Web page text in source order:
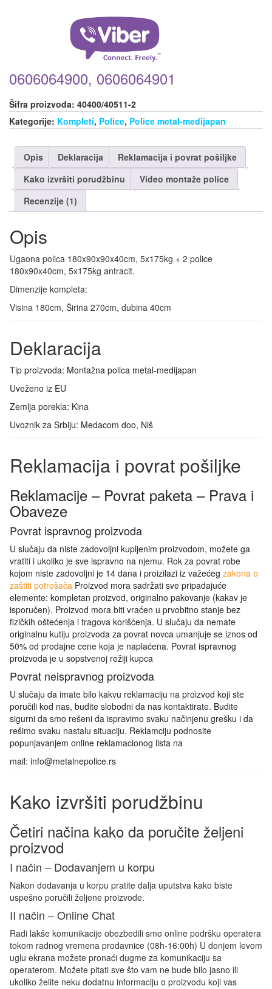
0606064900, 0606064901
Šifra proizvoda: 40400/40511-2
Kategorije: Kompleti, Police, Police metal-medijapan
Opis Deklaracija
Reklamacija i povrat pošiljke
Kako izvršiti porudžbinu
Video montaže police
Recenzije (1)
Opis
Ugaona polica 180x90x90x40cm, 5x175kg + 2 police
180x90x40cm, 5x175kg antracit.
Dimenzije kompleta:
Visina 180cm, Širina 270cm, dubina 40cm
Deklaracija
Tip proizvoda: Montažna polica metal-medijapan
Uveženo iz EU
Zemlja porekla: Kina
Uvoznik za Srbiju: Medacom doo, Niš
Reklamacija i povrat pošiljke
Reklamacije – Povrat paketa – Prava i
Obaveze
Povrat ispravnog proizvoda
U slučaju da niste zadovoljni kupljenim proizvodom, možete ga
vratiti i ukoliko je sve ispravno na njemu. Rok za povrat robe
kojom niste zadovoljni je 14 dana i proizilazi iz važećeg zakona o
zaštiti potrošača Proizvod mora sadržati sve pripadajuće
elemente: kompletan proizvod, originalno pakovanje (kakav je
isporučen). Proizvod mora biti vraćen u prvobitno stanje bez
fizičkih oštećenja i tragova korišćenja. U slučaju da nemate
originalnu kutiju proizvoda za povrat novca umanjuje se iznos od
50% od prodajne cene koja je naplaćena. Povrat ispravnog
proizvoda je u sopstvenoj režiji kupca
Povrat neispravnog proizvoda
U slučaju da imate bilo kakvu reklamaciju na proizvod koji ste
poručili kod nas, budite slobodni da nas kontaktirate. Budite
sigurni da smo rešeni da ispravimo svaku načinjenu grešku i da
rešimo svaku nastalu situaciju. Reklamciju podnosite
popunjavanjem online reklamacionog lista na
mail: info@metalnepolice.rs
Kako izvršiti porudžbinu
Četiri načina kako da poručite željeni
proizvod
I način – Dodavanjem u korpu
Nakon dodavanja u korpu pratite dalja uputstva kako biste
uspešno poručili željene proizvode.
II način – Online Chat
Radi lakše komunikacije obezbedili smo online podršku operatera
tokom radnog vremena prodavnice (08h-16:00h) U donjem levom
uglu ekrana možete pronaći dugme za komunikaciju sa
operaterom. Možete pitati sve što vam ne bude bilo jasno ili
ukoliko želite neku dodatnu informaciju o proizvodu koji vas